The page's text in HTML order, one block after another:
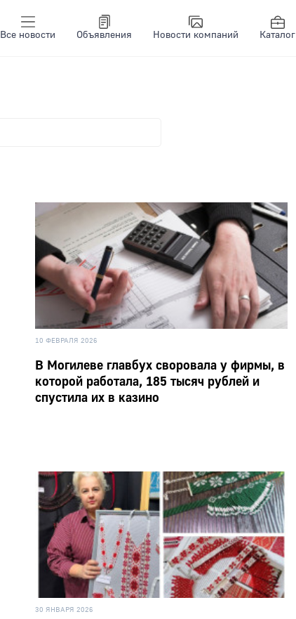
Все новости Объявления Новости компаний Каталог
10 ФЕВРАЛЯ 2026
В Могилеве главбух своровала у фирмы, в
которой работала, 185 тысяч рублей и
спустила их в казино
30 ЯНВАРЯ 2026